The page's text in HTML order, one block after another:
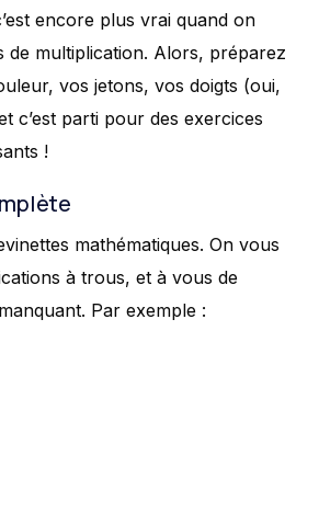
encore plus vrai quand on
de multiplication. Alors, préparez
vos jetons, vos doigts (oui,
c’est parti pour des exercices
!
mathématiques. On vous
à trous, et à vous de
Par exemple :